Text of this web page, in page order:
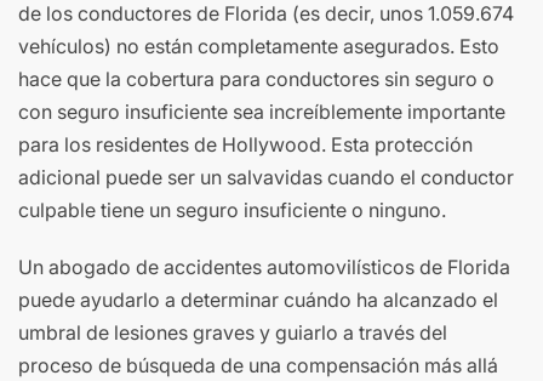
de los conductores de Florida (es decir, unos 1.059.674
vehículos) no están completamente asegurados. Esto
hace que la cobertura para conductores sin seguro o
con seguro insuficiente sea increíblemente importante
para los residentes de Hollywood. Esta protección
adicional puede ser un salvavidas cuando el conductor
culpable tiene un seguro insuficiente o ninguno.
Un abogado de accidentes automovilísticos de Florida
puede ayudarlo a determinar cuándo ha alcanzado el
umbral de lesiones graves y guiarlo a través del
proceso de búsqueda de una compensación más allá